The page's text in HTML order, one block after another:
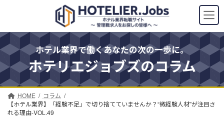
ン
ツ
へ
ス
キ
ッ
ー
シ
ョ
ン
に
移
ホテル業界で働くあなたの次の一歩に。
ホテリエジョブズのコラム
HOME
コラム
【ホテル業界】「経験不足」で切り捨てていませんか？“微経験人材”が注目さ
れる理由-VOL.49